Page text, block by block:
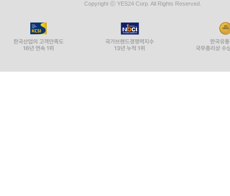
Copyright ⓒ YES24 Corp. All Rights Reserved.